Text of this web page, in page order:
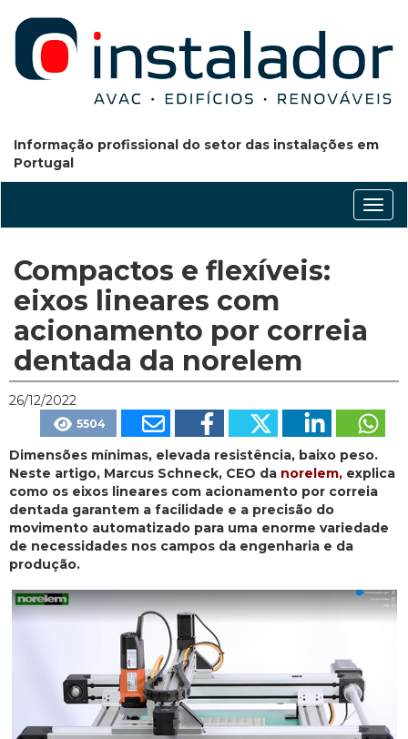
Informação profissional do setor das instalações em
Portugal
Compactos e flexíveis:
eixos lineares com
acionamento por correia
dentada da norelem
26/12/2022
5504
Dimensões mínimas, elevada resistência, baixo peso.
Neste artigo, Marcus Schneck, CEO da norelem, explica
como os eixos lineares com acionamento por correia
dentada garantem a facilidade e a precisão do
movimento automatizado para uma enorme variedade
de necessidades nos campos da engenharia e da
produção.